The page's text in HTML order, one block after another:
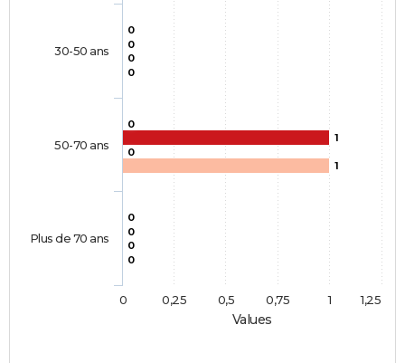
Values
0
0
0
0
1
0
0
0
0
0
1
0
30-50 ans
50-70 ans
Plus de 70 ans
0 1
0,25 0,5 0,75 1,25